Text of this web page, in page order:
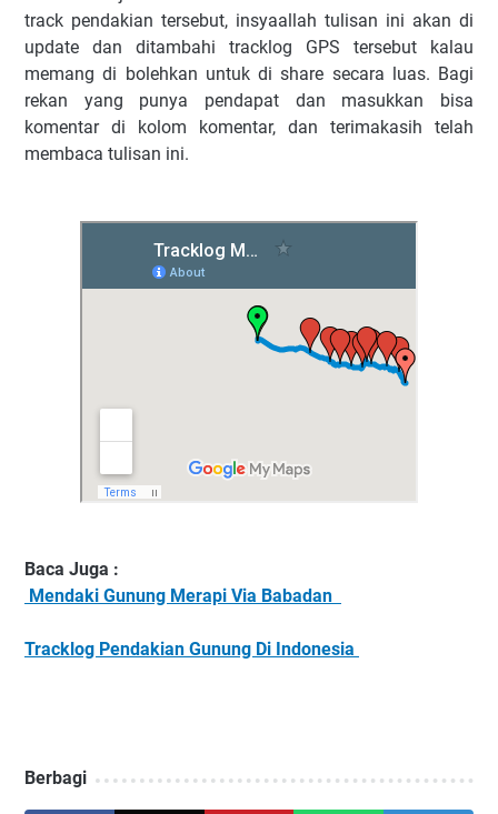
track pendakian tersebut, insyaallah tulisan ini akan di
update dan ditambahi tracklog GPS tersebut kalau
memang di bolehkan untuk di share secara luas. Bagi
rekan yang punya pendapat dan masukkan bisa
komentar di kolom komentar, dan terimakasih telah
membaca tulisan ini.
Baca Juga :
Mendaki Gunung Merapi Via Babadan
Tracklog Pendakian Gunung Di Indonesia
Berbagi